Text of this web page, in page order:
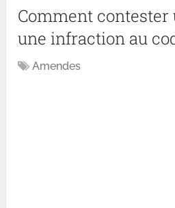
Comment contester
une infraction au
Amendes